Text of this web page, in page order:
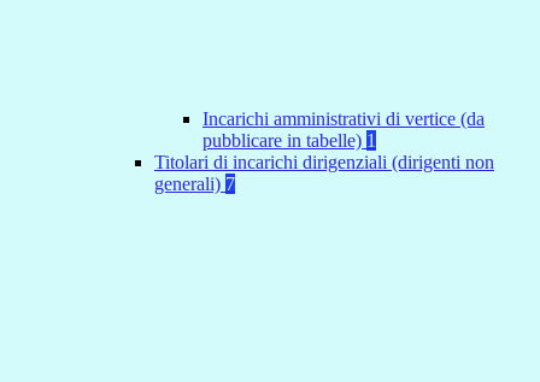
Incarichi amministrativi di vertice (da
pubblicare in tabelle) 1
Titolari di incarichi dirigenziali (dirigenti non
generali) 7